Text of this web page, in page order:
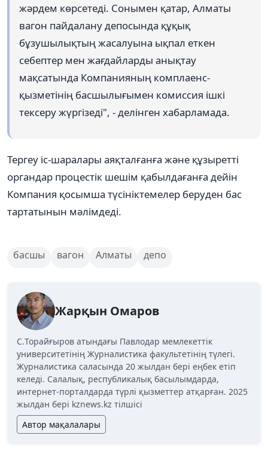
жәрдем көрсетеді. Сонымен қатар, Алматы
вагон пайдалану депосында құқық
бұзушылықтың жасалуына ықпал еткен
себептер мен жағдайларды анықтау
мақсатында Компанияның комплаенс-
қызметінің басшылығымен комиссия ішкі
тексеру жүргізеді", - делінген хабарламада.
Тергеу іс-шаралары аяқталғанға және құзыретті
органдар процестік шешім қабылдағанға дейін
Компания қосымша түсініктемелер беруден бас
тартатынын мәлімдеді.
басшы вагон Алматы депо
Жарқын Омаров
C.Торайғыров атындағы Павлодар мемлекеттік
университетінің Журналистика факультетінің түлегі.
Журналистика саласында 20 жылдан бері еңбек етіп
келеді. Салалық, республикалық басылымдарда,
интернет-порталдарда түрлі қызметтер атқарған. 2025
жылдан бері kznews.kz тілшісі
Автор мақалалары